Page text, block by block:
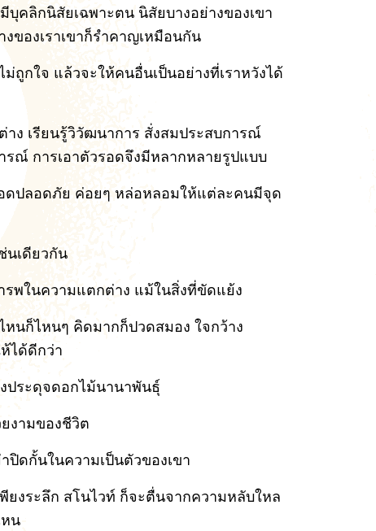
คลิกนิสัยเฉพาะตน นิสัยบางอย่างของเขา
ของเราเขาก็รำคาญเหมือนกัน
ม่ถูกใจ แล้วจะให้คนอื่นเป็นอย่างที่เราหวังได้
ง เรียนรู้วิวัฒนาการ สั่งสมประสบการณ์
รณ์ การเอาตัวรอดจึงมีหลากหลายรูปแบบ
ปลอดภัย ค่อยๆ หล่อหลอมให้แต่ละคนมีจุด
นเดียวกัน
รพในความแตกต่าง แม้ในสิ่งที่ขัดแย้ง
นก็ไหนๆ คิดมากก็ปวดสมอง ใจกว้าง
ได้ดีกว่า
ประดุจดอกไม้นานาพันธุ์
งามของชีวิต
ปิดกั้นในความเป็นตัวของเขา
ยงระลึก สโนไวท์ ก็จะตื่นจากความหลับใหล
หน